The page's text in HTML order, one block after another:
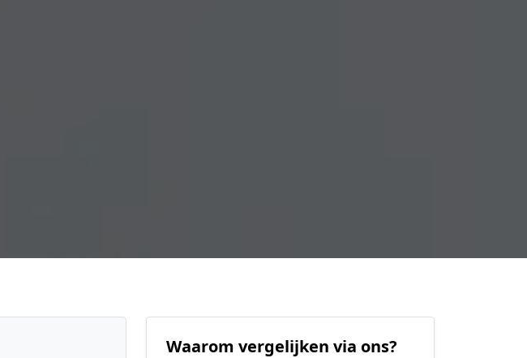
Waarom vergelijken via ons?